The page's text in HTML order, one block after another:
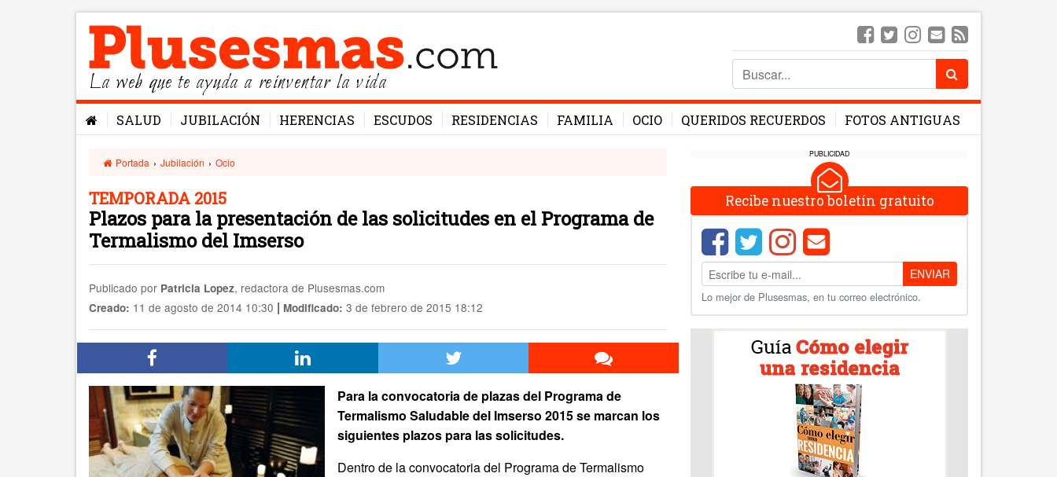
La web que te ayuda a reinventar la vida
SALUD JUBILACIÓN HERENCIAS ESCUDOS RESIDENCIAS FAMILIA OCIO QUERIDOS RECUERDOS FOTOS ANTIGUAS
Portada › Jubilación › Ocio
TEMPORADA 2015
Plazos para la presentación de las solicitudes en el Programa de
Termalismo del Imserso
Publicado por Patricia Lopez, redactora de Plusesmas.com
Creado: 11 de agosto de 2014 10:30 | Modificado: 3 de febrero de 2015 18:12
Para la convocatoria de plazas del Programa de
Termalismo Saludable del Imserso 2015 se marcan los
siguientes plazos para las solicitudes.
Dentro de la convocatoria del Programa de Termalismo
PUBLICIDAD
Recibe nuestro boletín gratuito
ENVIAR
Lo mejor de Plusesmas, en tu correo electrónico.